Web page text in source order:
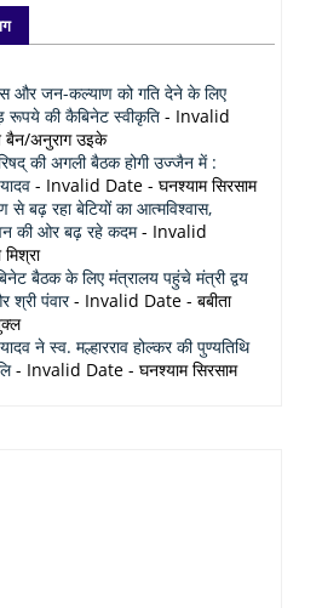
और जन-कल्याण को गति देने के लिए
रूपये की कैबिनेट स्वीकृति - Invalid
बैन/अनुराग उइके
की अगली बैठक होगी उज्जैन में :
- Invalid Date - घनश्याम सिरसाम
से बढ़ रहा बेटियों का आत्मविश्वास,
की ओर बढ़ रहे कदम- Invalid
बैठक के लिए मंत्रालय पहुंचे मंत्री द्वय
श्री पंवार- Invalid Date - बबीता
ने स्व. मल्हारराव होल्कर की पुण्यतिथि
- Invalid Date - घनश्याम सिरसाम